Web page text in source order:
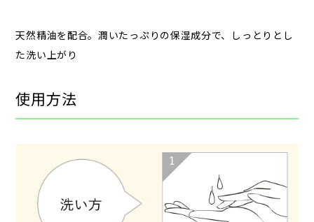
天然精油を​配合。​潤いたっぷりの​保湿成分で、​しっとりと​し
た​洗い​上がり
使用方法